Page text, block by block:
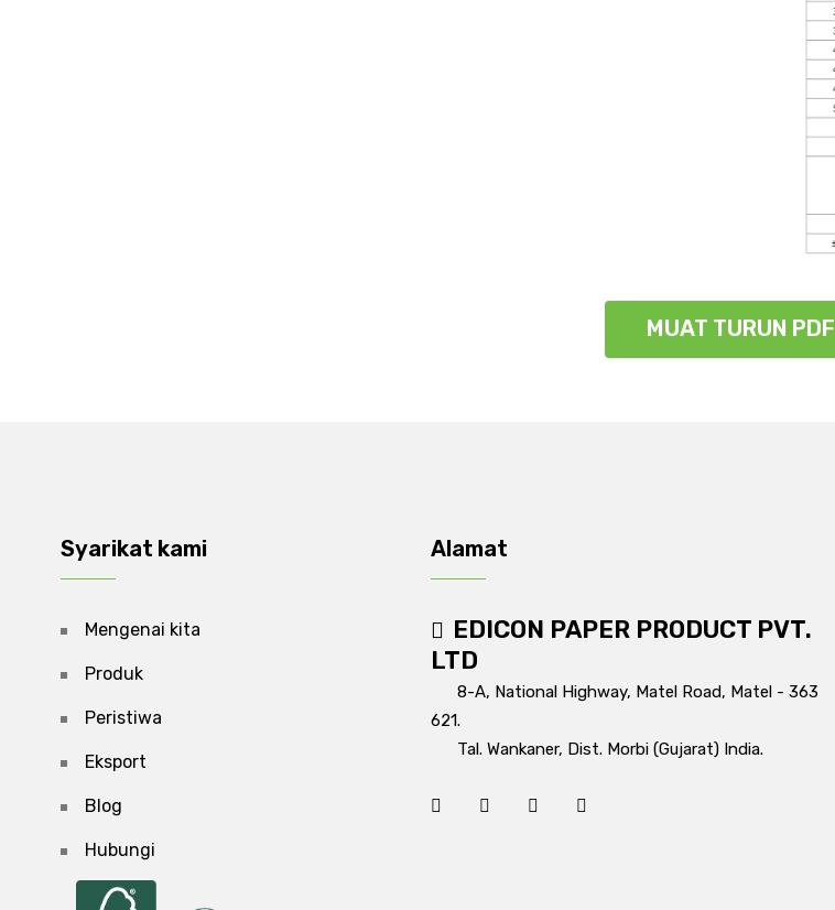
MUAT TURUN PDF
Syarikat kami
Mengenai kita
Produk
Peristiwa
Eksport
Blog
Hubungi
Alamat
EDICON PAPER PRODUCT PVT.
LTD
8-A, National Highway, Matel Road, Matel - 363
621.
Tal. Wankaner, Dist. Morbi (Gujarat) India.